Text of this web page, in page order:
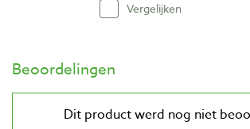
Vergelijken
Beoordelingen